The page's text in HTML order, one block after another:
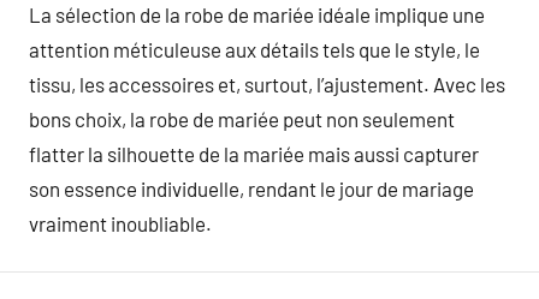
La sélection de la robe de mariée idéale implique une
attention méticuleuse aux détails tels que le style, le
tissu, les accessoires et, surtout, l’ajustement. Avec les
bons choix, la robe de mariée peut non seulement
flatter la silhouette de la mariée mais aussi capturer
son essence individuelle, rendant le jour de mariage
vraiment inoubliable.